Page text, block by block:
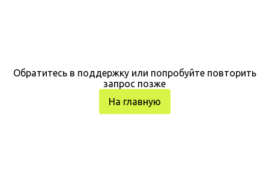
Обратитесь в поддержку или попробуйте повторить
запрос позже
На главную